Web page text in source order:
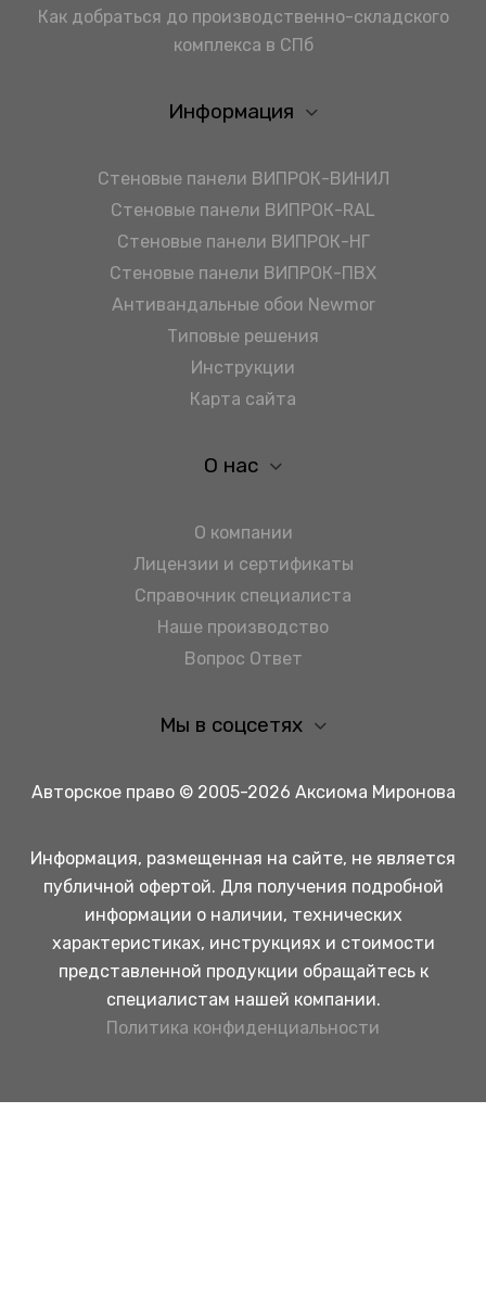
Как добраться до производственно-складского
комплекса в СПб
Информация
Стеновые панели ВИПРОК-ВИНИЛ
Стеновые панели ВИПРОК-RAL
Стеновые панели ВИПРОК-НГ
Стеновые панели ВИПРОК-ПВХ
Антивандальные обои Newmor
Типовые решения
Инструкции
Карта сайта
О нас
О компании
Лицензии и сертификаты
Справочник специалиста
Наше производство
Вопрос Ответ
Мы в соцсетях
Авторское право © 2005-2026 Аксиома Миронова
Информация, размещенная на сайте, не является
публичной офертой. Для получения подробной
информации о наличии, технических
характеристиках, инструкциях и стоимости
представленной продукции обращайтесь к
специалистам нашей компании.
Политика конфиденциальности